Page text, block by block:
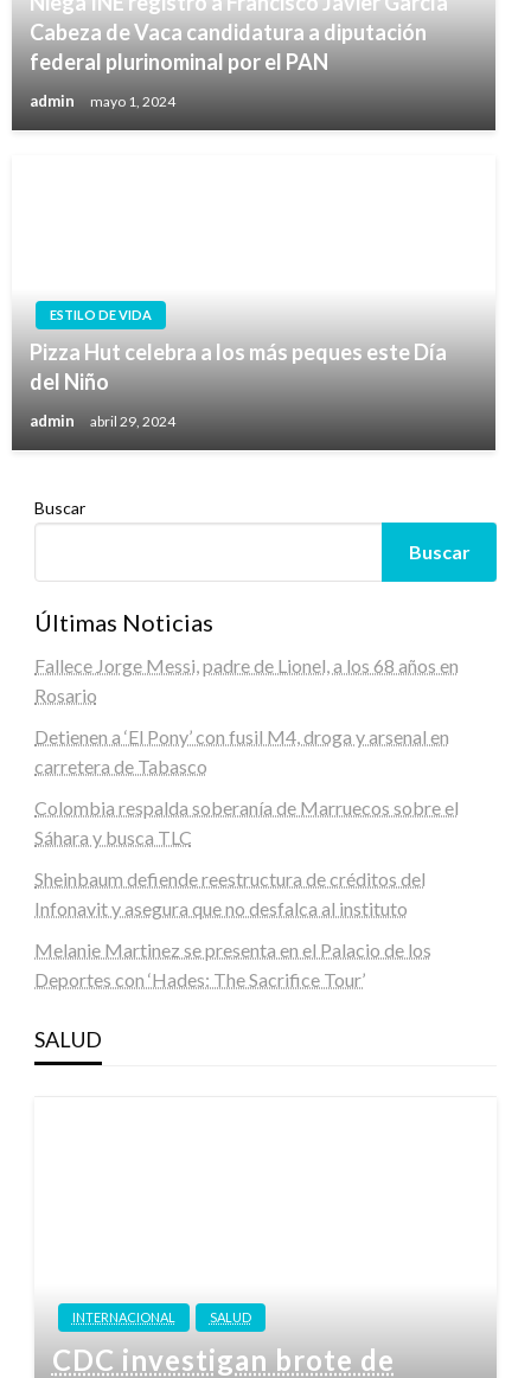
Cabeza de Vaca candidatura a diputación
federal plurinominal por el PAN
admin mayo 1, 2024
ESTILO DE VIDA
Pizza Hut celebra a los más peques este Día
del Niño
admin abril 29, 2024
Buscar
Buscar
Últimas Noticias
Fallece Jorge Messi, padre de Lionel, a los 68 años en
Rosario
Detienen a ‘El Pony’ con fusil M4, droga y arsenal en
carretera de Tabasco
Colombia respalda soberanía de Marruecos sobre el
Sáhara y busca TLC
Sheinbaum defiende reestructura de créditos del
Infonavit y asegura que no desfalca al instituto
Melanie Martinez se presenta en el Palacio de los
Deportes con ‘Hades: The Sacrifice Tour’
SALUD
INTERNACIONAL SALUD
CDC investigan brote de